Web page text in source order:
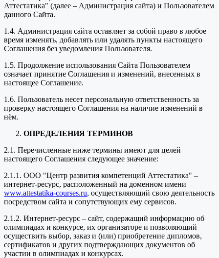
Аттестатика" (далее – Администрация сайта) и Пользователем
данного Сайта.
1.4. Администрация сайта оставляет за собой право в любое
время изменять, добавлять или удалять пункты настоящего
Соглашения без уведомления Пользователя.
1.5. Продолжение использования Сайта Пользователем
означает принятие Соглашения и изменений, внесенных в
настоящее Соглашение.
1.6. Пользователь несет персональную ответственность за
проверку настоящего Соглашения на наличие изменений в
нём.
ОПРЕДЕЛЕНИЯ ТЕРМИНОВ
2.1. Перечисленные ниже термины имеют для целей
настоящего Соглашения следующее значение:
2.1.1. ООО "Центр развития компетенций Аттестатика" –
интернет-ресурс, расположенный на доменном имени
www.attestatika-courses.ru, осуществляющий свою деятельность
посредством сайта и сопутствующих ему сервисов.
2.1.2. Интернет-ресурс – сайт, содержащий информацию об
олимпиадах и конкурсе, их организаторе и позволяющий
осуществить выбор, заказ и (или) приобретение дипломов,
сертификатов и других подтверждающих документов об
участии в олимпиадах и конкурсах.